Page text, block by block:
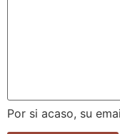
Por si acaso, su